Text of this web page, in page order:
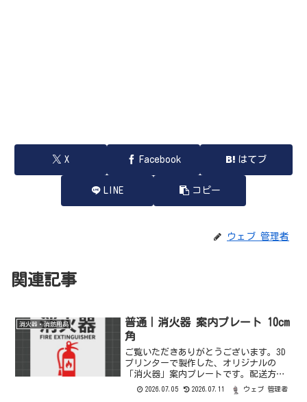
X Facebook はてブ
LINE コピー
ウェブ 管理者
関連記事
消火器・消防用品
普通｜消火器 案内プレート 10cm
角
ご覧いただきありがとうございます。3D
プリンターで製作した、オリジナルの
「消火器」案内プレートです。配送方法
郵便（定形）オーダーメード・内容変
更：テキストのカスタマイズも承ってお
2026.07.05 2026.07.11 ウェブ 管理者